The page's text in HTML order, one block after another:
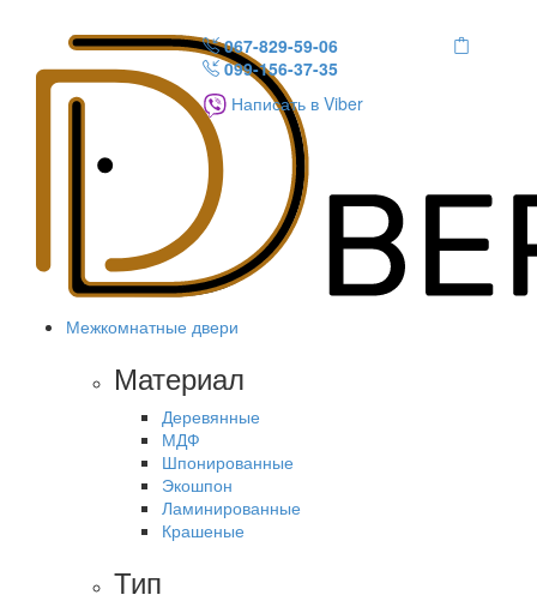
067-829-59-06
099-156-37-35
Написать в Viber
Межкомнатные двери
Материал
Деревянные
МДФ
Шпонированные
Экошпон
Ламинированные
Крашеные
Тип